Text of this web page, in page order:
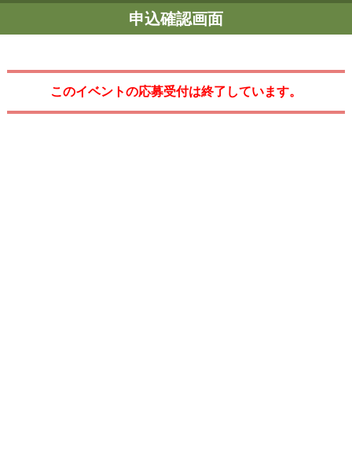
申込確認画面
このイベントの応募受付は終了しています。